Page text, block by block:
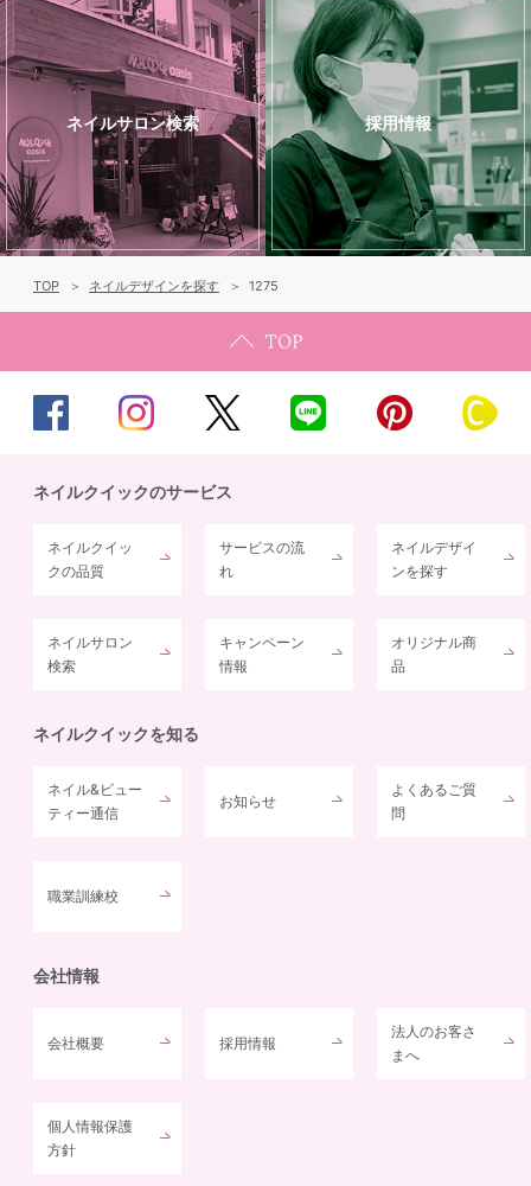
ネイルサロン検索 採用情報
TOP ネイルデザインを探す 1275
ネイルクイックのサービス
ネイルクイッ
クの品質
サービスの流
れ
ネイルデザイ
ンを探す
ネイルサロン
検索
キャンペーン
情報
オリジナル商
品
ネイルクイックを知る
ネイル&ビュー
ティー通信
お知らせ
よくあるご質
問
職業訓練校
会社情報
会社概要 採用情報
法人のお客さ
まへ
個人情報保護
方針